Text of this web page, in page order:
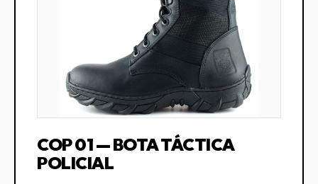
COP 01 — BOTA TÁCTICA
POLICIAL